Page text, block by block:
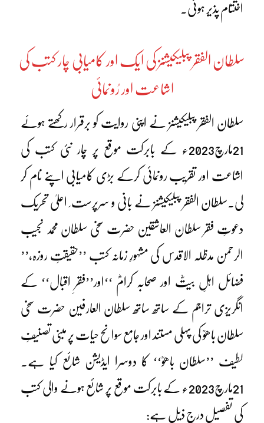
اختتام پذیر ہوئی۔
سلطان الفقر پبلیکیشنز کی ایک اور کامیابی چار کتب کی
اشاعت اور رُونمائی
سلطان الفقر پبلیکیشنز نے اپنی روایت کو برقرار رکھتے ہوئے
21مارچ2023ء کے بابرکت موقع پر چار نئی کتب کی
اشاعت اور تقریب رونمائی کرکے بڑی کامیابی اپنے نام کر
لی۔سلطان الفقر پبلیکیشنز نے بانی و سرپرست ِ اعلیٰ تحریک
دعوتِ فقر سلطان العاشقین حضرت سخی سلطان محمد نجیب
الرحمن مدظلہ الاقدس کی مشہورِ زمانہ کتب ’’حقیقتِ روزہ،’’
فضائل اہلِ بیتؓ اور صحابہ کرامؓ ‘‘اور’’فقرِ اقبال‘‘ کے
انگریزی تراجم کے ساتھ ساتھ سلطان العارفین حضرت سخی
سلطان باھوؒ کی پہلی مستند اور جامع سوانح حیات پر مبنی تصنیفِ
لطیف ’’سلطان باھوؒ‘‘ کا دوسرا ایڈیشن شائع کیا ہے۔
21مارچ2023ء کے بابرکت موقع پر شائع ہونے والی کتب
کی تفصیل درج ذیل ہے: